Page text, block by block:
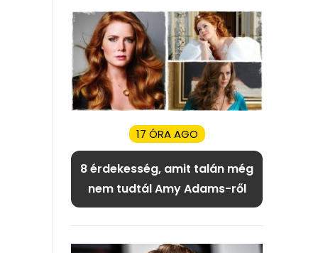
17 ÓRA AGO
8 érdekesség, amit talán még
nem tudtál Amy Adams-ről